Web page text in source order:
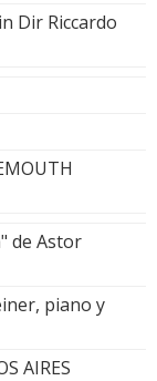
Dir Riccardo
de Astor
piano y
AIRES